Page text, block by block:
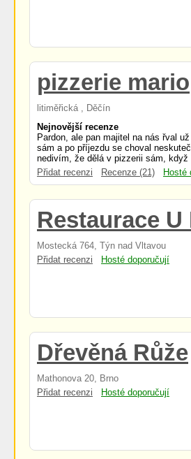
pizzerie mario
litiměřická , Děčín
Nejnovější recenze
Pardon, ale pan majitel na nás řval
sám a po příjezdu se choval
nedivím, že dělá v pizzerii sám, když
Přidat recenzi
Recenze (21) Hosté
Restaurace U
Mostecká 764, Týn nad Vltavou
Přidat recenzi
Hosté doporučují
Dřevěná Růže
Mathonova 20, Brno
Přidat recenzi
Hosté doporučují